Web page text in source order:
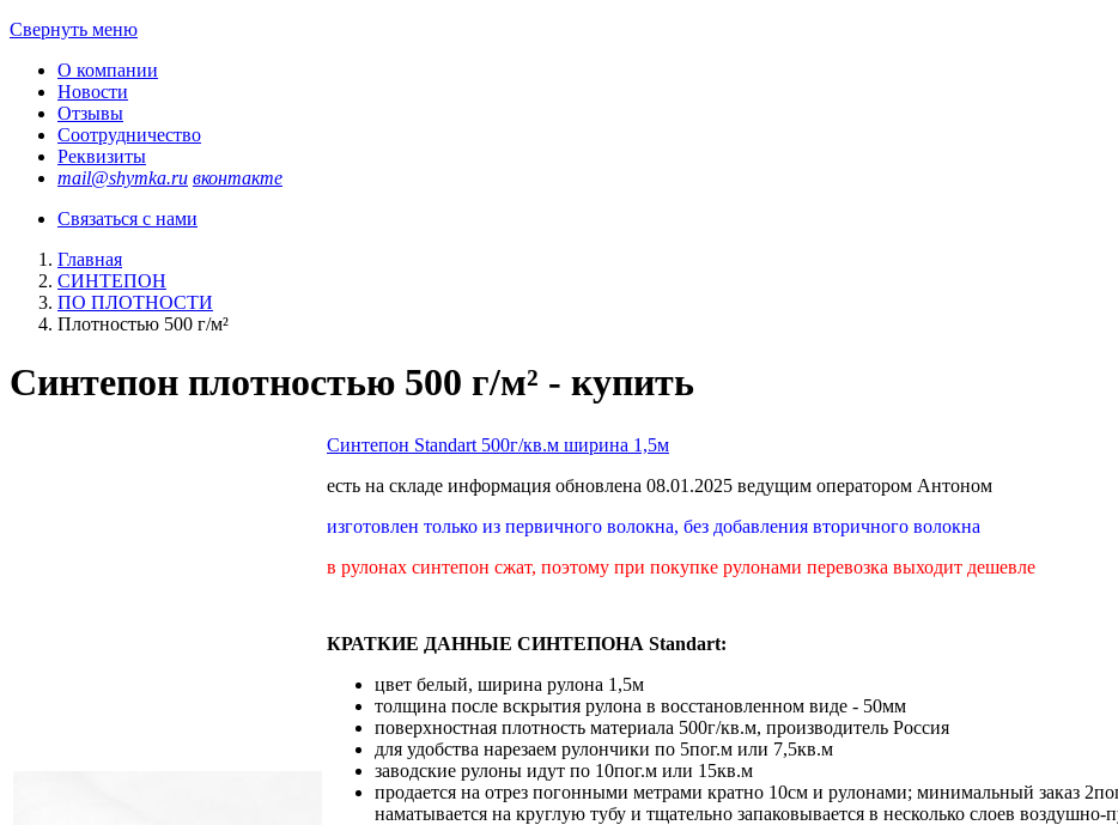
Свернуть меню
О компании
Новости
Отзывы
Соотрудничество
Реквизиты
mail@shymka.ru вконтакте
Связаться с нами
Главная
СИНТЕПОН
ПО ПЛОТНОСТИ
Плотностью 500 г/м²
Синтепон плотностью 500 г/м² - купить
Синтепон Standart 500г/кв.м ширина 1,5м
есть на складе информация обновлена 08.01.2025 ведущим оператором Антоном
изготовлен только из первичного волокна, без добавления вторичного волокна
в рулонах синтепон сжат, поэтому при покупке рулонами перевозка выходит дешевле
КРАТКИЕ ДАННЫЕ СИНТЕПОНА Standart:
цвет белый, ширина рулона 1,5м
толщина после вскрытия рулона в восстановленном виде - 50мм
поверхностная плотность материала 500г/кв.м, производитель Россия
для удобства нарезаем рулончики по 5пог.м или 7,5кв.м
заводские рулоны идут по 10пог.м или 15кв.м
продается на отрез погонными метрами кратно 10см и рулонами; минимальный заказ
наматывается на круглую тубу и тщательно запаковывается в несколько слоев воздушно-